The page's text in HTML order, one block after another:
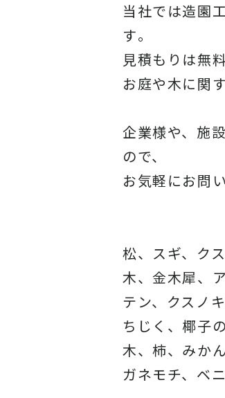
当社では造園
す。
見積もりは無
お庭や木に関
企業様や、施
ので、
お気軽にお問
松、スギ、ク
木、金木犀、ア
テン、クスノ
ちじく、椰子の
木、柿、みか
ガネモチ、ベ